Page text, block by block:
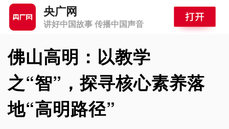
央广网
讲好中国故事 传播中国声音
佛山高明：以教学
之“智”，探寻核心素养落
地“高明路径”